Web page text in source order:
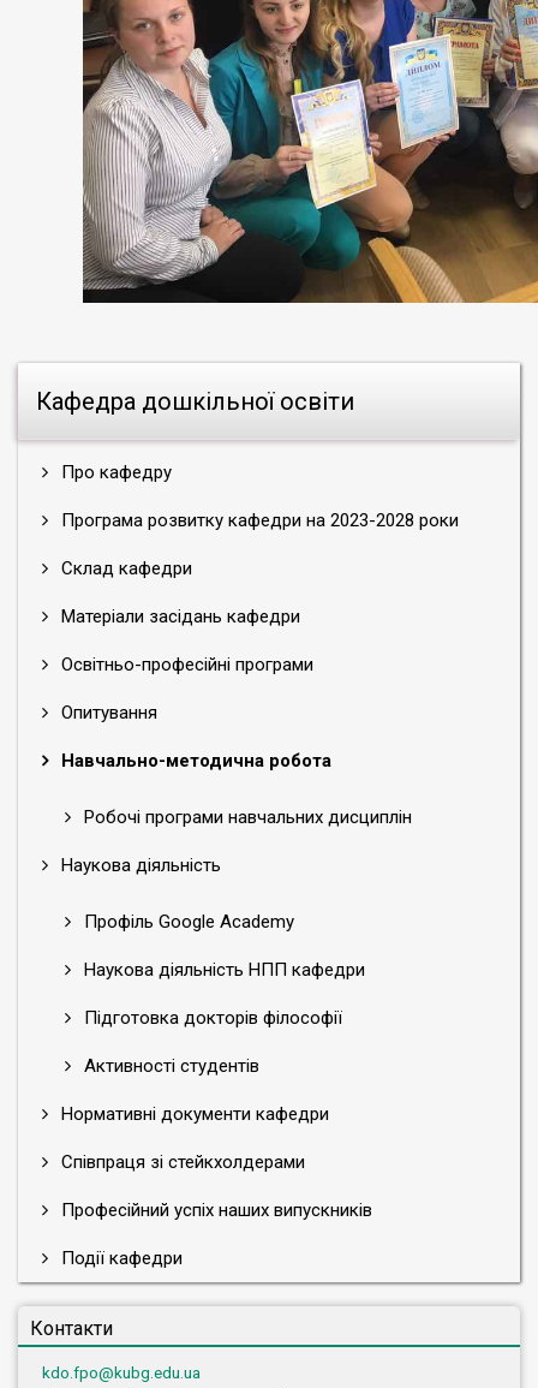
Кафедра дошкільної освіти
Про кафедру
Програма розвитку кафедри на 2023-2028 роки
Склад кафедри
Матеріали засідань кафедри
Освітньо-професійні програми
Опитування
Навчально-методична робота
Робочі програми навчальних дисциплін
Наукова діяльність
Профіль Google Academy
Наукова діяльність НПП кафедри
Підготовка докторів філософії
Активності студентів
Нормативні документи кафедри
Співпраця зі стейкхолдерами
Професійний успіх наших випускників
Події кафедри
Контакти
kdo.fpo@kubg.edu.ua